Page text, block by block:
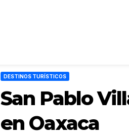
DESTINOS TURÍSTICOS
San Pablo
en Oaxaca